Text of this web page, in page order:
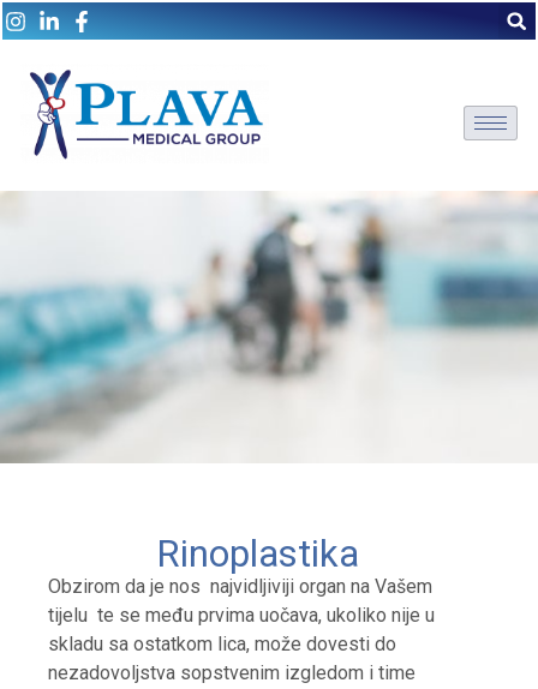
Rinoplastika
Obzirom da je nos najvidljiviji organ na Vašem
tijelu te se među prvima uočava, ukoliko nije u
skladu sa ostatkom lica, može dovesti do
nezadovoljstva sopstvenim izgledom i time